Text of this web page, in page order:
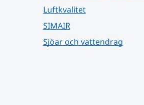
Luftkvalitet
SIMAIR
Sjöar och vattendrag